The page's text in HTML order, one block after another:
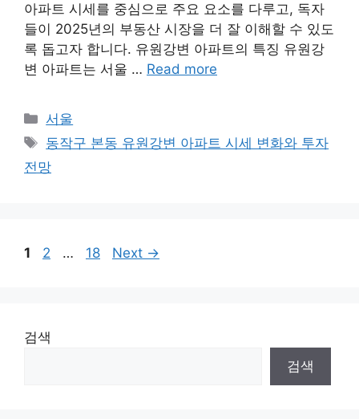
아파트 시세를 중심으로 주요 요소를 다루고, 독자
들이 2025년의 부동산 시장을 더 잘 이해할 수 있도
록 돕고자 합니다. 유원강변 아파트의 특징 유원강
변 아파트는 서울 … Read more
Categories
서울
Tags
동작구 본동 유원강변 아파트 시세 변화와 투자
전망
Page
1 Page
2 … Page
18 Next →
검색
검색